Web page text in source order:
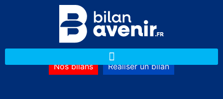
Nos bilans Réaliser un bilan